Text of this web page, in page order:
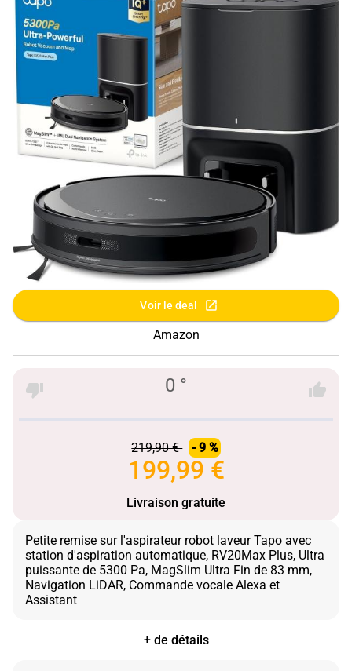
Voir le deal
Amazon
0 °
219,90 € - 9 %
199,99 €
Livraison gratuite
Petite remise sur l'aspirateur robot laveur Tapo avec
station d'aspiration automatique, RV20Max Plus, Ultra
puissante de 5300 Pa, MagSlim Ultra Fin de 83 mm,
Navigation LiDAR, Commande vocale Alexa et
+ de détails